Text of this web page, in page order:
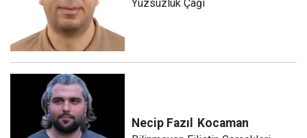
Yüzsüzlük Çağı
Necip Fazıl Kocaman